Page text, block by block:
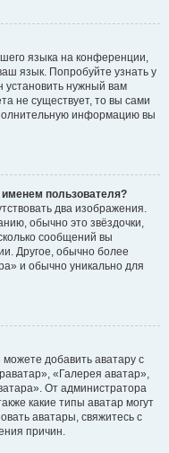
языка на конференции,
язык. Попробуйте узнать у
нужный вам
не существует, то вы сами
информацию вы
пользователя?
два изображения.
обычно это звёздочки,
сообщений вы
Другое, обычно более
и обычно уникально для
добавить аватару с
«Галерея аватар»,
От администратора
какие типы аватар могут
аватары, свяжитесь с
причин.